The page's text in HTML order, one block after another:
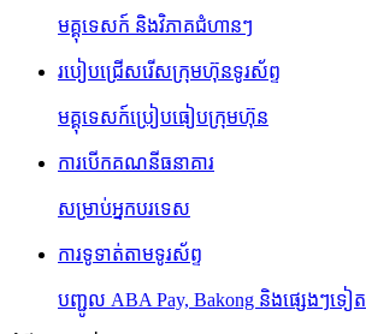
មគ្គុទេសក៍ និងវិភាគជំហានៗ
របៀបជ្រើសរើសក្រុមហ៊ុនទូរស័ព្ទ
មគ្គុទេសក៍ប្រៀបធៀបក្រុមហ៊ុន
ការបើកគណនីធនាគារ
សម្រាប់អ្នកបរទេស
ការទូទាត់តាមទូរស័ព្ទ
បញ្ជូល ABA Pay, Bakong និងផ្សេងៗទៀត